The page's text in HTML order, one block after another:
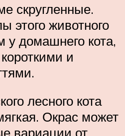
скругленные.
этого животного
у домашнего кота,
и
лесного кота
Окрас может
вариации от